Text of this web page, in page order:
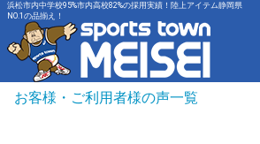
浜松市内中学校95%市内高校82%の採用実績！陸上アイテム静岡県
NO.1の品揃え！
お客様・ご利用者様の声一覧